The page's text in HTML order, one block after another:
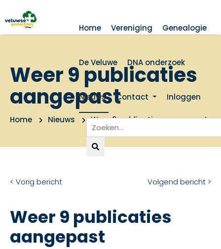
Home Vereniging Genealogie
De Veluwe DNA onderzoek
Nieuws Contact Inloggen
Weer 9 publicaties
aangepast
Home Nieuws Weer 9 publicaties aangepast
< Vorig bericht Volgend bericht >
Weer 9 publicaties
aangepast